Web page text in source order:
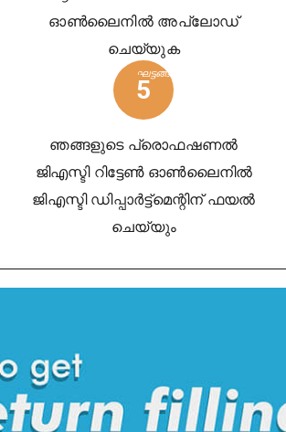
ഓൺലൈനിൽ അപ്‌ലോഡ്
ചെയ്യുക
ഘട്ടങ്ങൾ
5
ഞങ്ങളുടെ പ്രൊഫഷണൽ
ജിഎസ്ടി റിട്ടേൺ ഓൺലൈനിൽ
ജിഎസ്ടി ഡിപ്പാർട്ട്‌മെന്റിന് ഫയൽ
ചെയ്യും